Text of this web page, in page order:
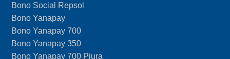
Bono Social Repsol
Bono Yanapay
Bono Yanapay 700
Bono Yanapay 350
Bono Yanapay 700 Piura